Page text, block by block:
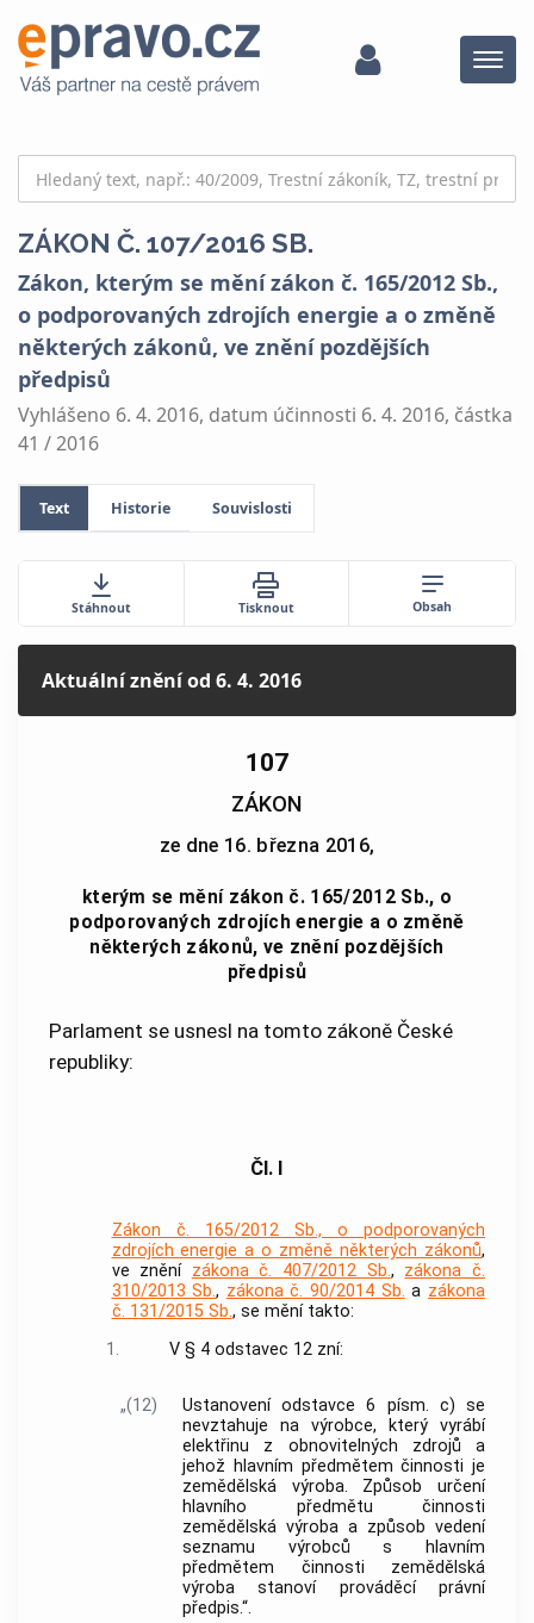
Menu
ZÁKON Č. 107/2016 SB.
Zákon, kterým se mění zákon č. 165/2012 Sb.,
o podporovaných zdrojích energie a o změně
některých zákonů, ve znění pozdějších
předpisů
Vyhlášeno 6. 4. 2016, datum účinnosti 6. 4. 2016, částka
41 / 2016
Text Historie Souvislosti
Stáhnout Tisknout Obsah
Aktuální zněníod 6. 4. 2016
107
ZÁKON
ze dne 16. března 2016,
kterým se mění zákon č. 165/2012 Sb., o
podporovaných zdrojích energie a o změně
některých zákonů, ve znění pozdějších
předpisů
Parlament se usnesl na tomto zákoně České
republiky:
Čl. I
Zákon č. 165/2012 Sb., o podporovaných
zdrojích energie a o změně některých zákonů,
ve znění zákona č. 407/2012 Sb., zákona č.
310/2013 Sb., zákona č. 90/2014 Sb. a zákona
č. 131/2015 Sb., se mění takto:
1.
V § 4 odstavec 12 zní:
„(12)
Ustanovení odstavce 6 písm. c) se
nevztahuje na výrobce, který vyrábí
elektřinu z obnovitelných zdrojů a
jehož hlavním předmětem činnosti je
zemědělská výroba. Způsob určení
hlavního předmětu činnosti
zemědělská výroba a způsob vedení
seznamu výrobců s hlavním
předmětem činnosti zemědělská
výroba stanoví prováděcí právní
předpis.“.